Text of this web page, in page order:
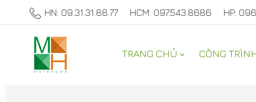
HN: 09.31.31.88.77 HCM: 097.543.8686 HP:
TRANG CHỦ CÔNG
ALBUM